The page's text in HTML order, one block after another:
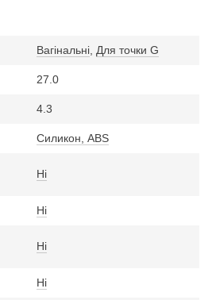
Вагінальні, Для точки G
27.0
4.3
Силикон, ABS
Ні
Ні
Ні
Ні